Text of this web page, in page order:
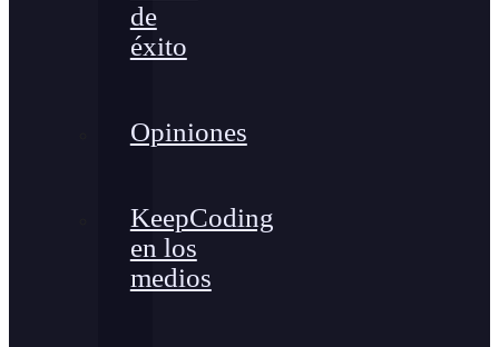
de
éxito
Opiniones
KeepCoding
en los
medios